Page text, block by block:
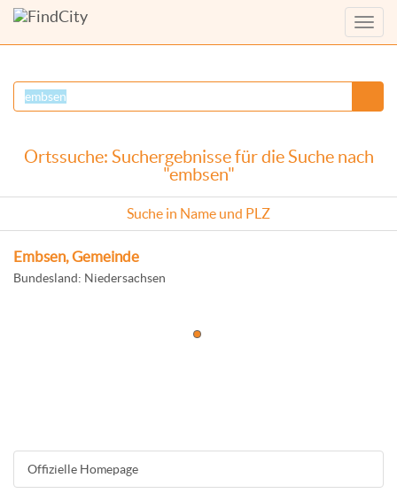
Menü
Ortssuche: Suchergebnisse für die Suche nach
"embsen"
Suche in Name und PLZ
Embsen, Gemeinde
Bundesland: Niedersachsen
Offizielle Homepage